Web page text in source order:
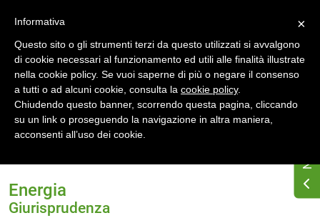
Home
Osservatorio di normativa energetica
Normativa energetica nazionale
Energia
Giurisprudenza
×
Informativa
Questo sito o gli strumenti terzi da questo utilizzati si avvalgono
di cookie necessari al funzionamento ed utili alle finalità illustrate
nella cookie policy. Se vuoi saperne di più o negare il consenso
a tutti o ad alcuni cookie, consulta la cookie policy.
Chiudendo questo banner, scorrendo questa pagina, cliccando
su un link o proseguendo la navigazione in altra maniera,
acconsenti all’uso dei cookie.